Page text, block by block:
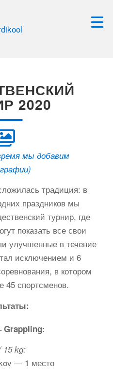
2020
мы добавим
традиция: в
праздников мы
турнир, где
показать все свои
улучшенные в течение
исключением и 6
в котором
45 спортсменов.
Grappling:
15 kg:
— 1 место